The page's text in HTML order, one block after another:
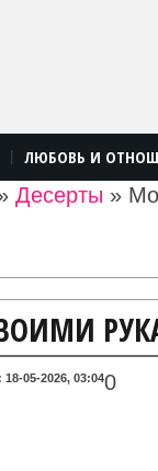
ЛЮБОВЬ И
Десерты »
18-05-2026, 03:040